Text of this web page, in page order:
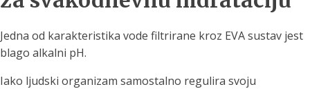
Jedna od karakteristika vode filtrirane kroz EVA sustav jest
blago alkalni pH.
Iako ljudski organizam samostalno regulira svoju